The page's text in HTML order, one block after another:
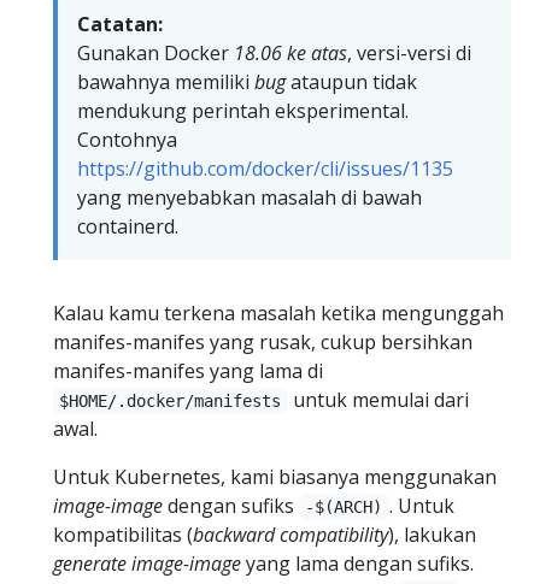
Catatan:
Gunakan Docker 18.06 ke atas, versi-versi di
bawahnya memiliki bugataupun tidak
mendukung perintah eksperimental.
Contohnya
https://github.com/docker/cli/issues/1135
yang menyebabkan masalah di bawah
containerd.
Kalau kamu terkena masalah ketika mengunggah
manifes-manifes yang rusak, cukup bersihkan
manifes-manifes yang lama di
$HOME/.docker/manifests
untuk memulai dari
awal.
Untuk Kubernetes, kami biasanya menggunakan
image-imagedengan sufiks -$(ARCH) . Untuk
kompatibilitas (backward compatibility), lakukan
generate image-imageyang lama dengan sufiks.